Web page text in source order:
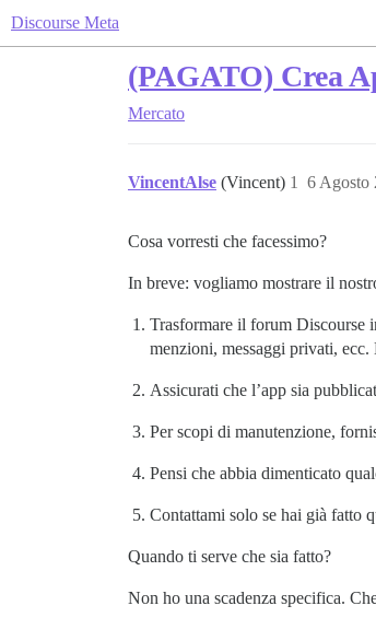
Discourse Meta
(PAGATO) Crea
Mercato
VincentAlse (Vincent) 6 Agosto
1
Cosa vorresti che facessimo?
In breve: vogliamo mostrare il
Trasformare il forum Discourse
menzioni, messaggi privati, ecc.
Assicurati che l’app sia
Per scopi di manutenzione,
Pensi che abbia dimenticato
Contattami solo se hai già fatto
Quando ti serve che sia fatto?
Non ho una scadenza specifica.